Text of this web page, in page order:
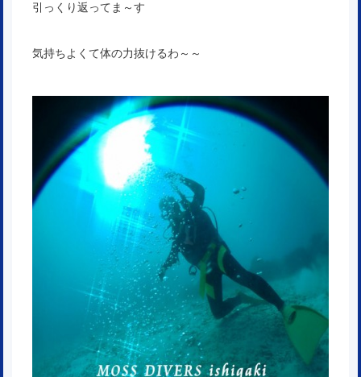
引っくり返ってま～す
気持ちよくて体の力抜けるわ～～